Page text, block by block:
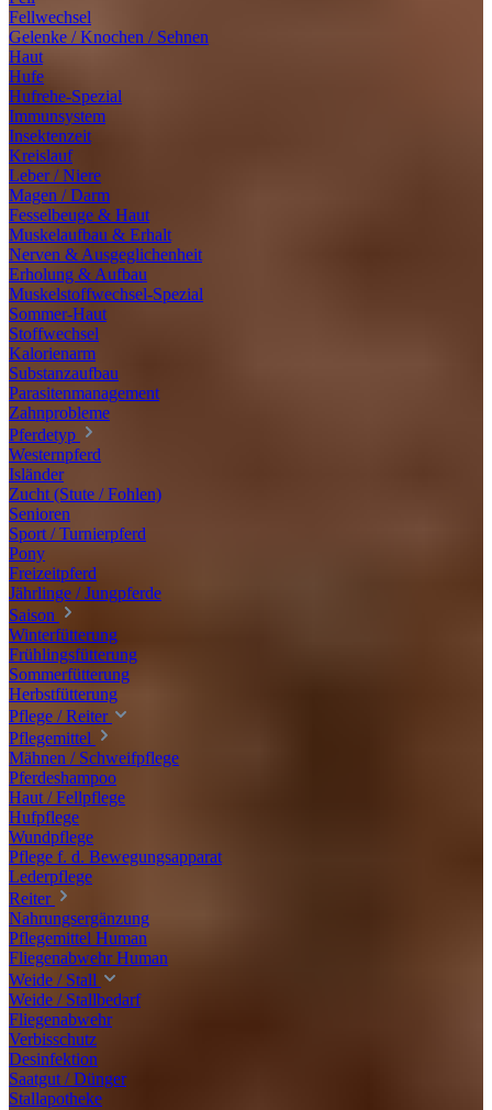
Fellwechsel
Gelenke / Knochen / Sehnen
Haut
Hufe
Hufrehe-Spezial
Immunsystem
Insektenzeit
Kreislauf
Leber / Niere
Magen / Darm
Fesselbeuge & Haut
Muskelaufbau & Erhalt
Nerven & Ausgeglichenheit
Erholung & Aufbau
Muskelstoffwechsel-Spezial
Sommer-Haut
Stoffwechsel
Kalorienarm
Substanzaufbau
Parasitenmanagement
Zahnprobleme
Pferdetyp
Westernpferd
Isländer
Zucht (Stute / Fohlen)
Senioren
Sport / Turnierpferd
Pony
Freizeitpferd
Jährlinge / Jungpferde
Saison
Winterfütterung
Frühlingsfütterung
Sommerfütterung
Herbstfütterung
Pflege / Reiter
Pflegemittel
Mähnen / Schweifpflege
Pferdeshampoo
Haut / Fellpflege
Hufpflege
Wundpflege
Pflege f. d. Bewegungsapparat
Lederpflege
Reiter
Nahrungsergänzung
Pflegemittel Human
Fliegenabwehr Human
Weide / Stall
Weide / Stallbedarf
Fliegenabwehr
Verbisschutz
Desinfektion
Saatgut / Dünger
Stallapotheke